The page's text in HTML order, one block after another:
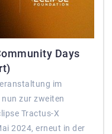
Days
im
nun zur zweiten
Tractus-X
2024, erneut in der